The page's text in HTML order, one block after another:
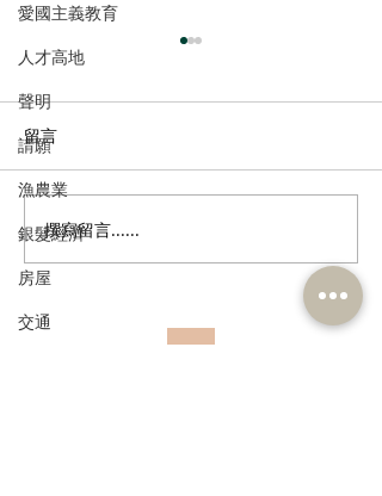
愛國主義教育
人才高地
聲明
請願
漁農業
銀髮經濟
房屋
交通
港區全國人大常委會委員
李慧琼：熱烈歡迎全國人
香港特別行政區對皇崗口
岸港方口岸及相關延伸區
留言
撰寫留言......